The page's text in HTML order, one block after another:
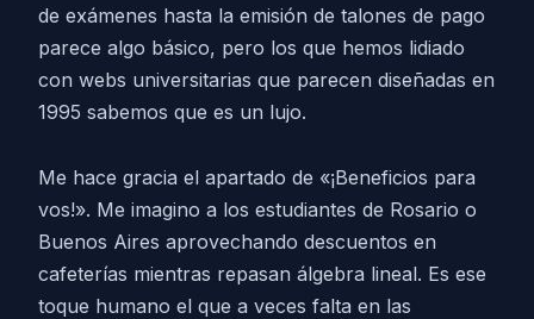
de exámenes hasta la emisión de talones de pago
parece algo básico, pero los que hemos lidiado
con webs universitarias que parecen diseñadas en
1995 sabemos que es un lujo.
Me hace gracia el apartado de «¡Beneficios para
vos!». Me imagino a los estudiantes de Rosario o
Buenos Aires aprovechando descuentos en
cafeterías mientras repasan álgebra lineal. Es ese
toque humano el que a veces falta en las